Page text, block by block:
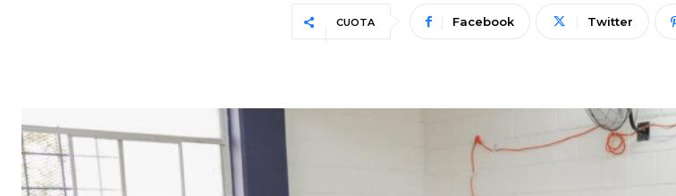
CUOTA Facebook Twitter